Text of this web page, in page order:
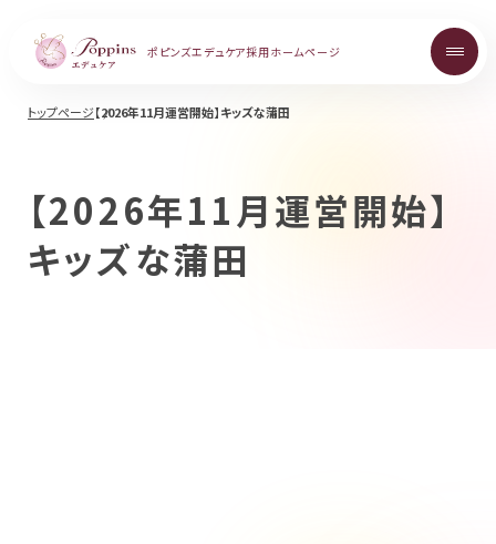
ポピンズエデュケア採用ホームページ
Topics
トップページ【2026年11月運営開始】キッズな蒲田
【2026年11月運営開始】
キッズな蒲田